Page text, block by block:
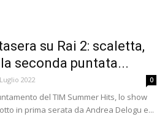
su Rai 2: scaletta,
seconda puntata...
2022 0
del TIM Summer Hits, lo show
in prima serata da Andrea Delogu e...